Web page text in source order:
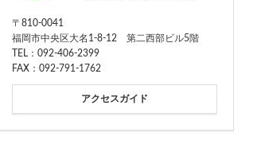
〒810-0041
福岡市中央区大名1-8-12 第二西部ビル5階
TEL： 092-406-2399
FAX：092-791-1762
アクセスガイド